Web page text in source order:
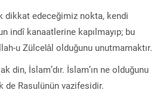
dikkat edeceğimiz nokta, kendi
indî kanaatlerine kapılmayıp; bu
u Zülcelâl olduğunu unutmamaktır.
din, İslam’dır. İslam’ın ne olduğunu
Rasulünün vazifesidir.